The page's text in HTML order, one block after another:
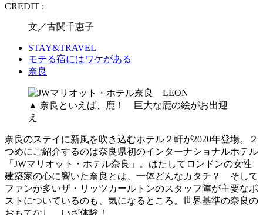
CREDIT :
文／古関千恵子
STAY&TRAVEL
モテる宿にはワケがある
奈良
▲ 奈良といえば、鹿！ 巨大な鹿の絵がお出迎
え
奈良のステイに新風を吹き込むホテル２軒が2020年登場。２
つめにご紹介するのは奈良県初のインターナショナルホテル
「JWマリオット・ホテル奈良」。はたしてロンドンの女性
建築家の心に響いた奈良とは、一体どんなカタチ？ そして
ファンが多いザ・リッツカールトンのスタッフ陣が主要なポ
ストについているのも、気になるところ。世界基準の奈良の
おもてなし、いざ体験！